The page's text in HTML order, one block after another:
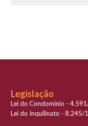
Legislação
Lei do Condomínio -
Lei do Inquilinato - 8.245/